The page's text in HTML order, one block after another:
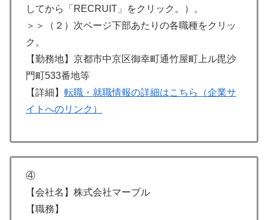
してから「RECRUIT」をクリック。）。
＞＞（２）次ページ下部あたりの各職種をクリッ
ク。
【勤務地】京都市中京区御幸町通竹屋町上ル毘沙
門町533番地等
【詳細】 転職・就職情報の詳細はこちら（企業サ
イトへのリンク）
④
【会社名】株式会社マーブル
【職務】